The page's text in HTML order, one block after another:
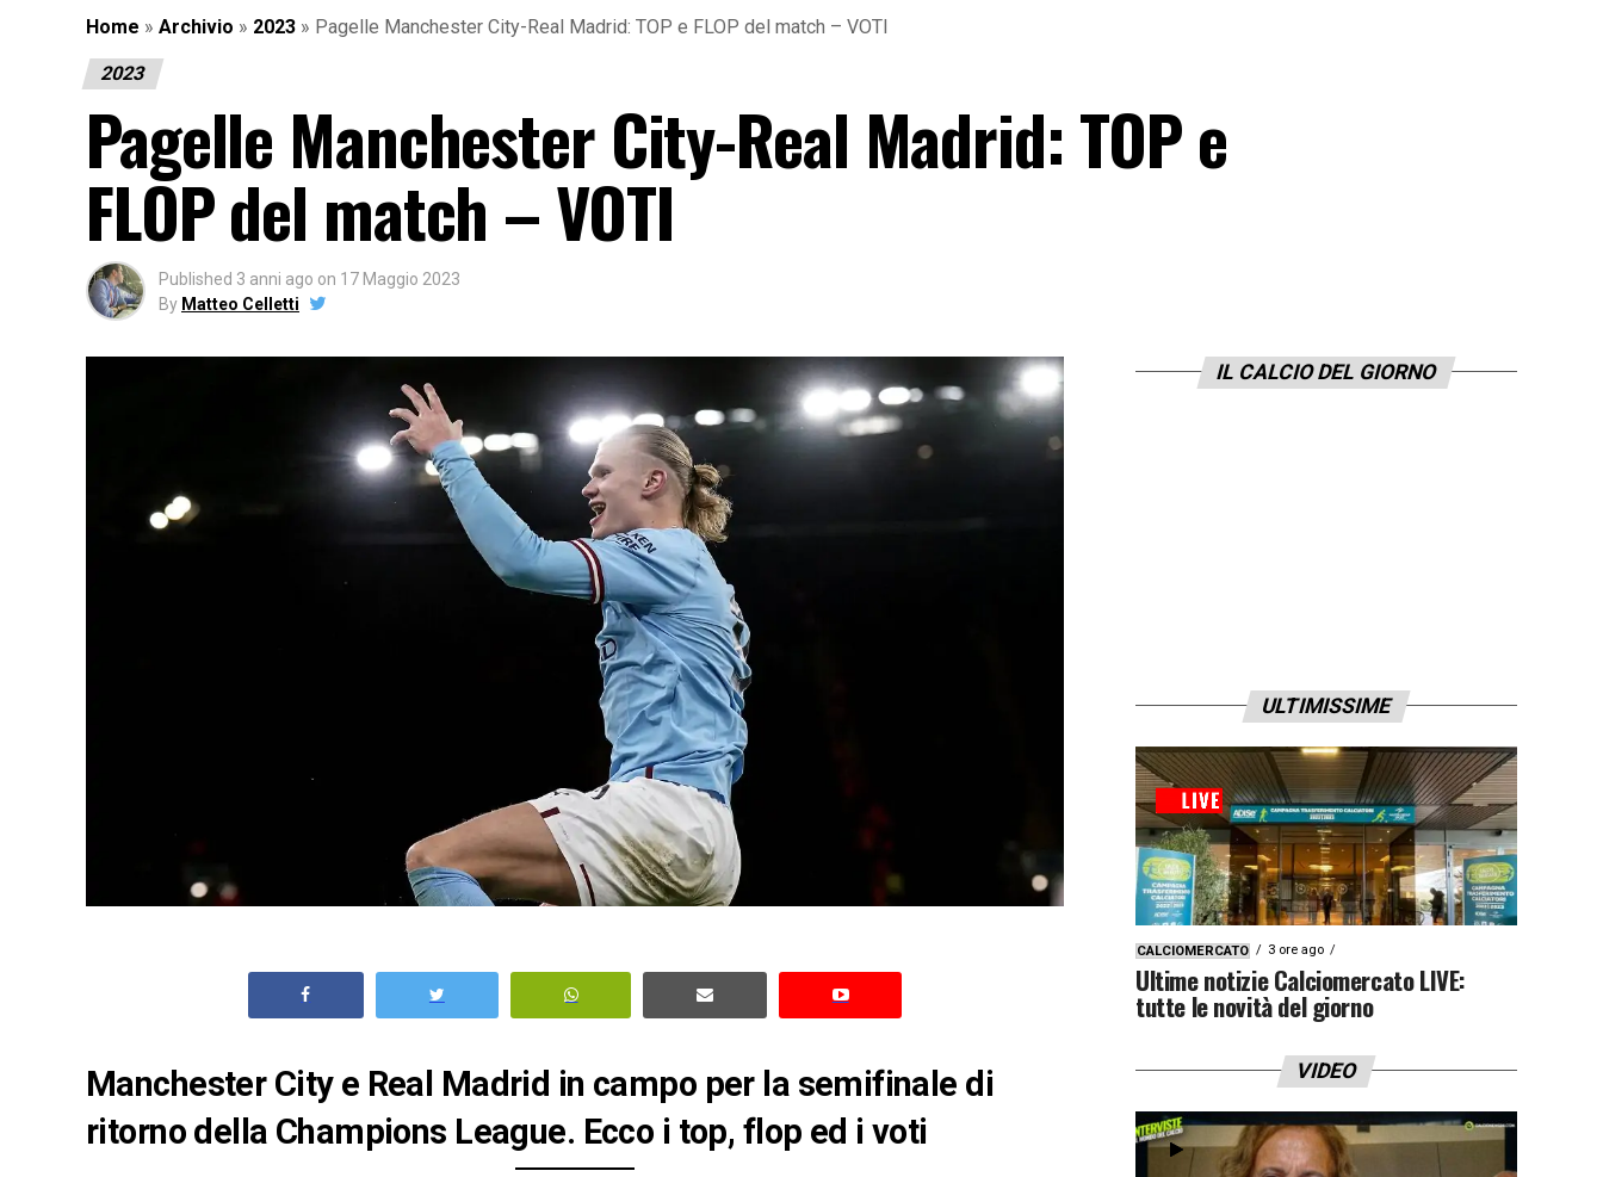
Home » Archivio » 2023 » Pagelle Manchester City-Real Madrid: TOP e FLOP del match – VOTI
2023
Pagelle Manchester City-Real Madrid: TOP e
FLOP del match – VOTI
Published 3 anni ago on 17 Maggio 2023
By Matteo Celletti
Manchester City e Real Madrid in campo per la semifinale di
ritorno della Champions League. Ecco i top, flop ed i voti
IL CALCIO DEL GIORNO
ULTIMISSIME
CALCIOMERCATO 3 ore ago
Ultime notizie Calciomercato LIVE:
tutte le novità del giorno
VIDEO